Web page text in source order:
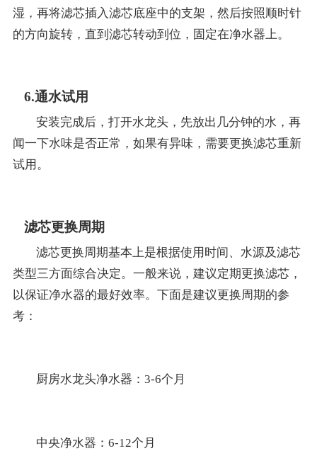
湿，再将滤芯插入滤芯底座中的支架，然后按照顺时针
的方向旋转，直到滤芯转动到位，固定在净水器上。
6.通水试用
安装完成后，打开水龙头，先放出几分钟的水，再
闻一下水味是否正常，如果有异味，需要更换滤芯重新
试用。
滤芯更换周期
滤芯更换周期基本上是根据使用时间、水源及滤芯
类型三方面综合决定。一般来说，建议定期更换滤芯，
以保证净水器的最好效率。下面是建议更换周期的参
考：
厨房水龙头净水器：3-6个月
中央净水器：6-12个月